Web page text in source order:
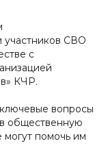
участников СВО
с
КЧР.
вопросы
общественную
могут помочь им